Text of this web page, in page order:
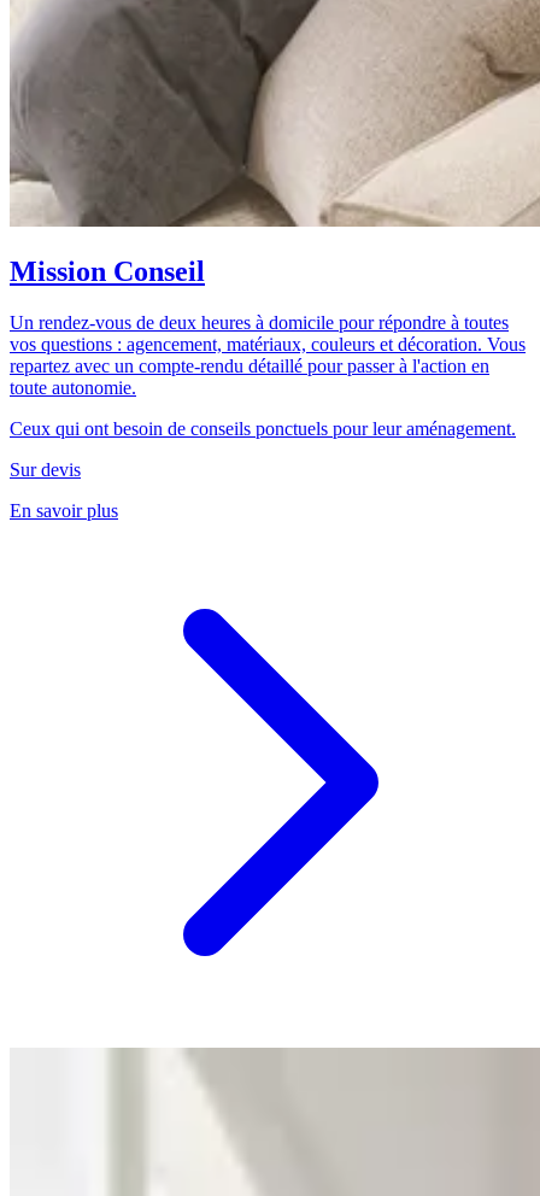
Mission Conseil
Un rendez-vous de deux heures à domicile pour répondre à toutes
vos questions : agencement, matériaux, couleurs et décoration. Vous
repartez avec un compte-rendu détaillé pour passer à l'action en
toute autonomie.
Ceux qui ont besoin de conseils ponctuels pour leur aménagement.
Sur devis
En savoir plus